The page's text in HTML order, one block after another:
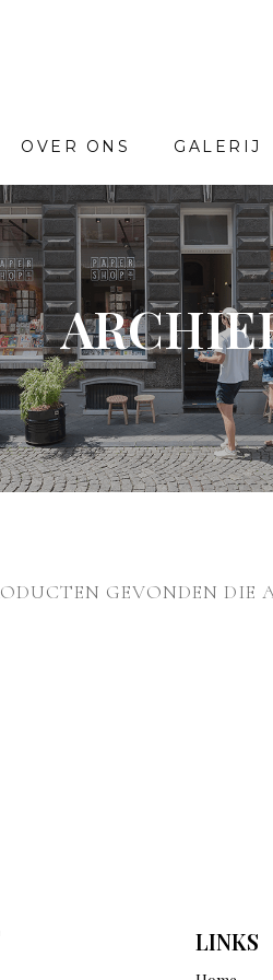
OVER ONS GALERIJ
GEVONDEN DIE
LINKS